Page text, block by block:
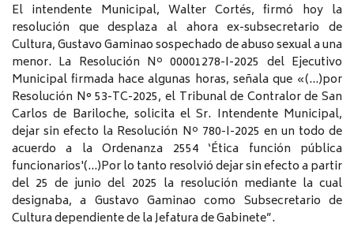
El intendente Municipal, Walter Cortés, firmó hoy la
resolución que desplaza al ahora ex-subsecretario de
Cultura, Gustavo Gaminao sospechado de abuso sexual a una
menor. La Resolución Nº 00001278-I-2025 del Ejecutivo
Municipal firmada hace algunas horas, señala que «(…)por
Resolución N° 53-TC-2025, el Tribunal de Contralor de San
Carlos de Bariloche, solicita el Sr. Intendente Municipal,
dejar sin efecto la Resolución Nº 780-I-2025 en un todo de
acuerdo a la Ordenanza 2554 ‘Ética función pública
funcionarios'(…)Por lo tanto resolvió dejar sin efecto a partir
del 25 de junio del 2025 la resolución mediante la cual
designaba, a Gustavo Gaminao como Subsecretario de
Cultura dependiente de la Jefatura de Gabinete”.